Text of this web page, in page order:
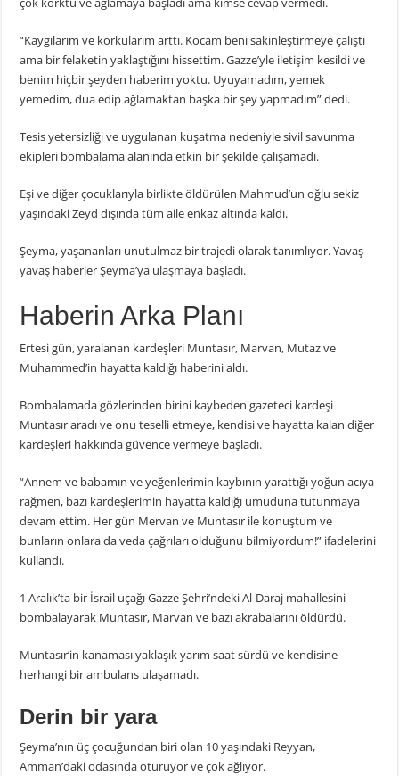
“Kaygılarım ve korkularım arttı. Kocam beni sakinleştirmeye çalıştı
ama bir felaketin yaklaştığını hissettim. Gazze’yle iletişim kesildi ve
benim hiçbir şeyden haberim yoktu. Uyuyamadım, yemek
yemedim, dua edip ağlamaktan başka bir şey yapmadım” dedi.
Tesis yetersizliği ve uygulanan kuşatma nedeniyle sivil savunma
ekipleri bombalama alanında etkin bir şekilde çalışamadı.
Eşi ve diğer çocuklarıyla birlikte öldürülen Mahmud’un oğlu sekiz
yaşındaki Zeyd dışında tüm aile enkaz altında kaldı.
Şeyma, yaşananları unutulmaz bir trajedi olarak tanımlıyor. Yavaş
yavaş haberler Şeyma’ya ulaşmaya başladı.
Haberin Arka Planı
Ertesi gün, yaralanan kardeşleri Muntasır, Marvan, Mutaz ve
Muhammed’in hayatta kaldığı haberini aldı.
Bombalamada gözlerinden birini kaybeden gazeteci kardeşi
Muntasır aradı ve onu teselli etmeye, kendisi ve hayatta kalan diğer
kardeşleri hakkında güvence vermeye başladı.
“Annem ve babamın ve yeğenlerimin kaybının yarattığı yoğun acıya
rağmen, bazı kardeşlerimin hayatta kaldığı umuduna tutunmaya
devam ettim. Her gün Mervan ve Muntasır ile konuştum ve
bunların onlara da veda çağrıları olduğunu bilmiyordum!” ifadelerini
kullandı.
1 Aralık’ta bir İsrail uçağı Gazze Şehri’ndeki Al-Daraj mahallesini
bombalayarak Muntasır, Marvan ve bazı akrabalarını öldürdü.
Muntasır’in kanaması yaklaşık yarım saat sürdü ve kendisine
herhangi bir ambulans ulaşamadı.
Derin bir yara
Şeyma’nın üç çocuğundan biri olan 10 yaşındaki Reyyan,
Amman’daki odasında oturuyor ve çok ağlıyor.